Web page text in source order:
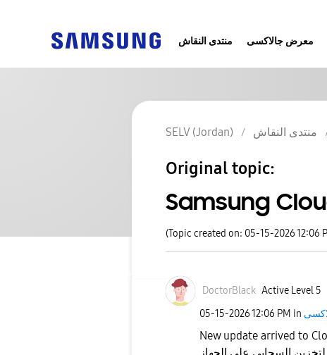
منتدى النقاش معرض جالاكسى
SELV (Jordan) منتدى النقاش
Original topic:
Samsung
(Topic created on: 05-15-2026 12:06
DoctorBlack Active Level 5
‎05-15-202612:06 PM in
New update arrived to